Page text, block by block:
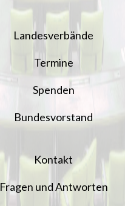
Landesverbände
Termine
Spenden
Bundesvorstand
Kontakt
Fragen und Antworten